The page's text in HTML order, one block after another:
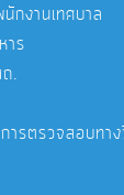
งานเทศบาล
าร
.
ารตรวจสอบทา